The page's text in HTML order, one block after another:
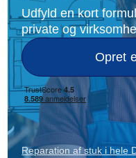
Udfyld en kort
private og
Opret
Reparation af stuk i hele